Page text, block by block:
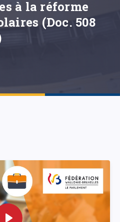
à la réforme
(Doc. 508